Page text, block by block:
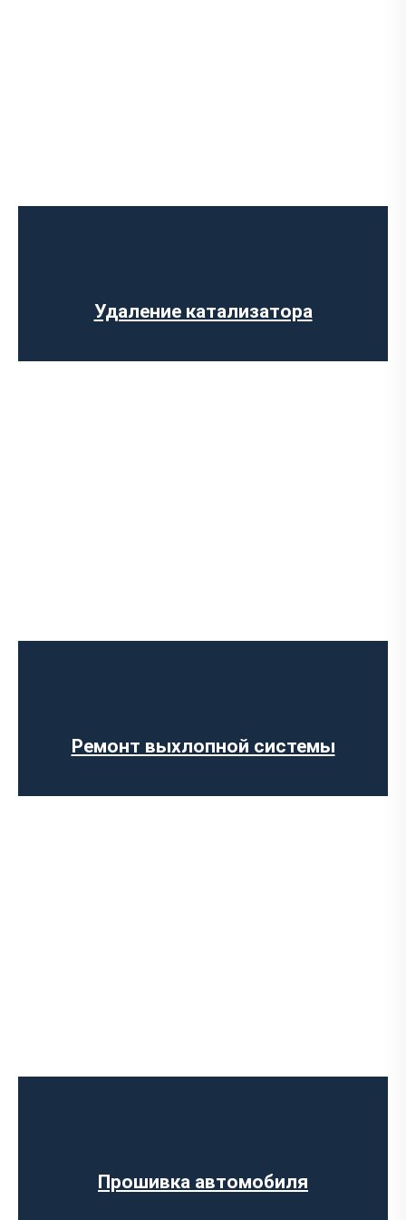
Удаление катализатора
Ремонт выхлопной системы
Прошивка автомобиля